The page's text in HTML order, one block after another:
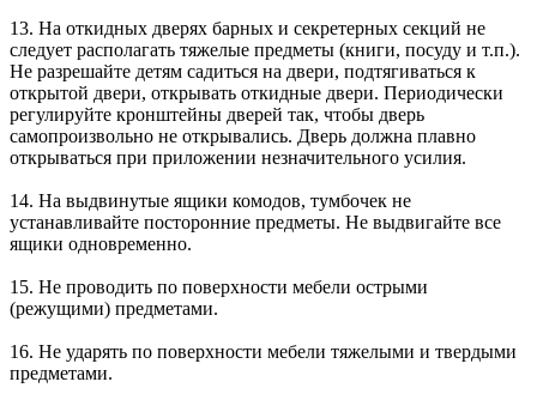
13. На откидных дверях барных и секретерных секций не
следует располагать тяжелые предметы (книги, посуду и т.п.).
Не разрешайте детям садиться на двери, подтягиваться к
открытой двери, открывать откидные двери. Периодически
регулируйте кронштейны дверей так, чтобы дверь
самопроизвольно не открывались. Дверь должна плавно
открываться при приложении незначительного усилия.
14. На выдвинутые ящики комодов, тумбочек не
устанавливайте посторонние предметы. Не выдвигайте все
ящики одновременно.
15. Не проводить по поверхности мебели острыми
(режущими) предметами.
16. Не ударять по поверхности мебели тяжелыми и твердыми
предметами.